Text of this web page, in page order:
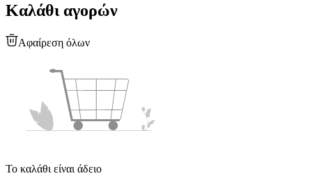
Καλάθι αγορών
Αφαίρεση όλων
Το καλάθι είναι άδειο